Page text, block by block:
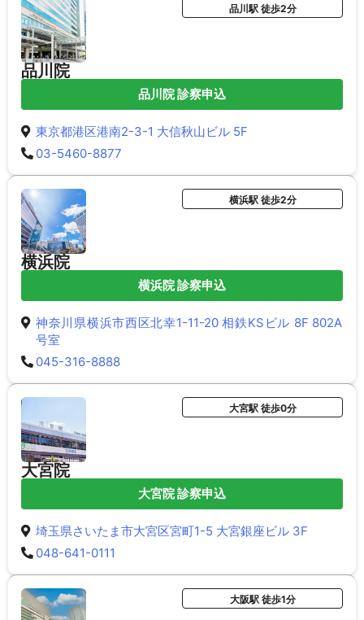
品川院
品川駅 徒歩2分
品川院 診察申込
東京都港区港南2-3-1 大信秋山ビル 5F
03-5460-8877
横浜院
横浜駅 徒歩2分
横浜院 診察申込
神奈川県横浜市西区北幸1-11-20 相鉄KSビル 8F 802A
号室
045-316-8888
大宮院
大宮駅 徒歩0分
大宮院 診察申込
埼玉県さいたま市大宮区宮町1-5 大宮銀座ビル 3F
048-641-0111
大阪駅 徒歩1分